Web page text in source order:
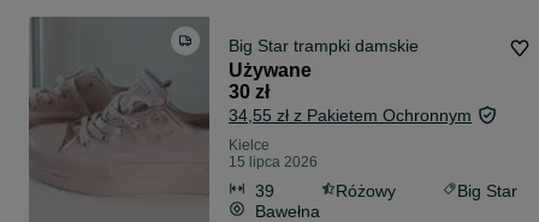
Big Star trampki damskie
Używane
30 zł
34,55 zł z Pakietem Ochronnym
Kielce
15 lipca 2026
39 Różowy
Big Star
Bawełna